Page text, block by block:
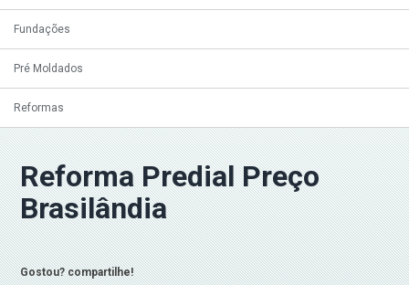
Fundações
Pré Moldados
Reformas
Reforma Predial Preço
Brasilândia
Gostou? compartilhe!